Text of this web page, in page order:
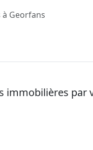
Georfans
immobilières par